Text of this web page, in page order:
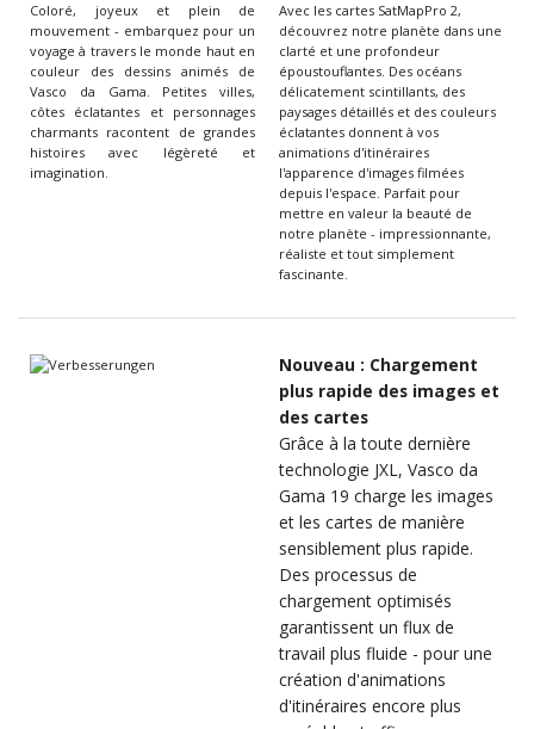
Coloré, joyeux et plein de
mouvement - embarquez pour un
voyage à travers le monde haut en
couleur des dessins animés de
Vasco da Gama. Petites villes,
côtes éclatantes et personnages
charmants racontent de grandes
histoires avec légèreté et
imagination.
Avec les cartes SatMapPro 2,
découvrez notre planète dans une
clarté et une profondeur
époustouflantes. Des océans
délicatement scintillants, des
paysages détaillés et des couleurs
éclatantes donnent à vos
animations d'itinéraires
l'apparence d'images filmées
depuis l'espace. Parfait pour
mettre en valeur la beauté de
notre planète - impressionnante,
réaliste et tout simplement
fascinante.
Nouveau : Chargement
plus rapide des images et
des cartes
Grâce à la toute dernière
technologie JXL, Vasco da
Gama 19 charge les images
et les cartes de manière
sensiblement plus rapide.
Des processus de
chargement optimisés
garantissent un flux de
travail plus fluide - pour une
création d'animations
d'itinéraires encore plus